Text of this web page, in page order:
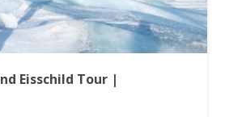
Eisschild Tour |